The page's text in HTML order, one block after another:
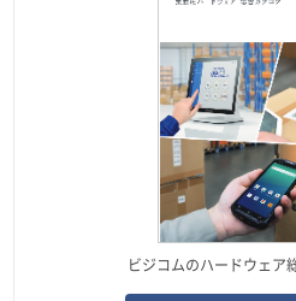
ビジコムのハードウェア